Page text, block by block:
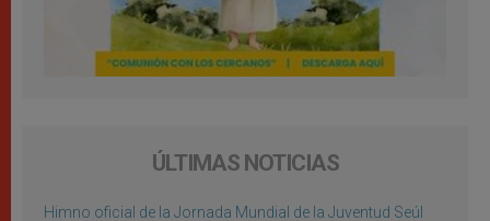
ÚLTIMAS NOTICIAS
Himno oficial de la Jornada Mundial de la Juventud Seúl